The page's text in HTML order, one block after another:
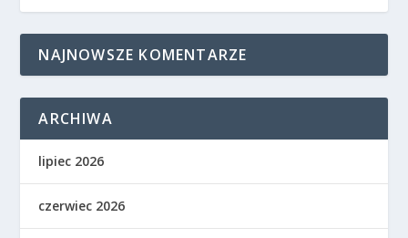
NAJNOWSZE KOMENTARZE
ARCHIWA
lipiec 2026
czerwiec 2026